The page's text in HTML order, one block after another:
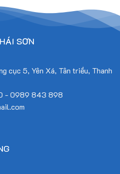
SƠN
cục 5, Yên Xá, Tân triều, Thanh
-0989 843 898